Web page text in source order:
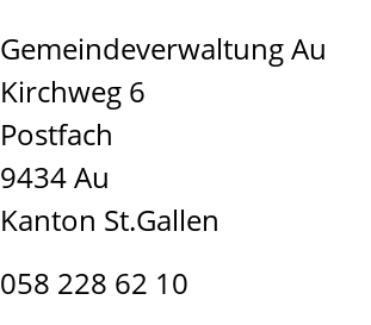
Gemeindeverwaltung Au
Kirchweg 6
Postfach
9434 Au
Kanton St.Gallen
058 228 62 10